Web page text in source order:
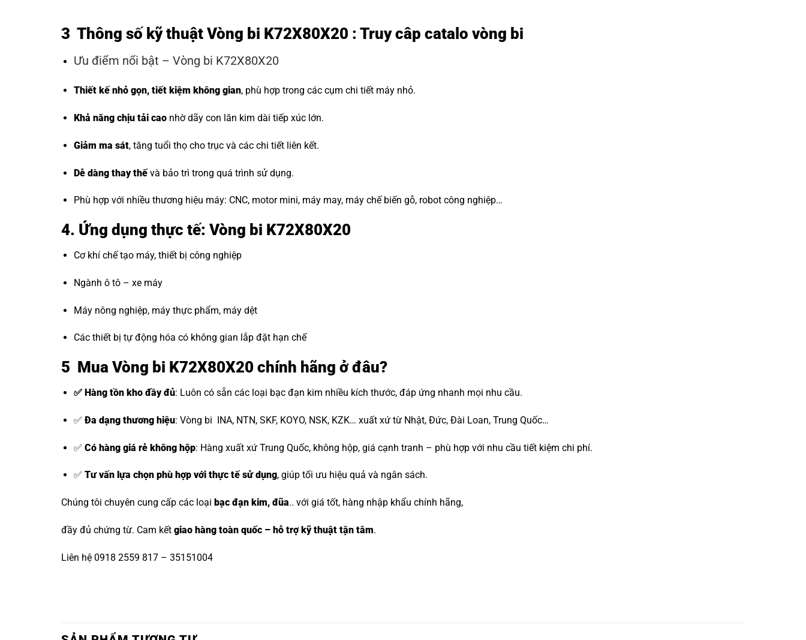
3 Thông số kỹ thuật Vòng bi K72X80X20 : Truy câp catalo vòng bi
Ưu điểm nổi bật – Vòng bi K72X80X20
Thiết kế nhỏ gọn, tiết kiệm không gian, phù hợp trong các cụm chi tiết máy nhỏ.
Khả năng chịu tải caonhờ dãy con lăn kim dài tiếp xúc lớn.
Giảm ma sát, tăng tuổi thọ cho trục và các chi tiết liên kết.
Dễ dàng thay thếvà bảo trì trong quá trình sử dụng.
Phù hợp với nhiều thương hiệu máy: CNC, motor mini, máy may, máy chế biến gỗ, robot công nghiệp…
4. Ứng dụng thực tế: Vòng bi K72X80X20
Cơ khí chế tạo máy, thiết bị công nghiệp
Ngành ô tô – xe máy
Máy nông nghiệp, máy thực phẩm, máy dệt
Các thiết bị tự động hóa có không gian lắp đặt hạn chế
5 Mua Vòng bi K72X80X20 chính hãng ở đâu?
✅ Hàng tồn kho đầy đủ: Luôn có sẵn các loại bạc đạn kim nhiều kích thước, đáp ứng nhanh mọi nhu cầu.
✅ Đa dạng thương hiệu: Vòng bi INA, NTN, SKF, KOYO, NSK, KZK… xuất xứ từ Nhật, Đức, Đài Loan, Trung Quốc…
✅ Có hàng giá rẻ không hộp: Hàng xuất xứ Trung Quốc, không hộp, giá cạnh tranh – phù hợp với nhu cầu tiết kiệm chi phí.
✅ Tư vấn lựa chọn phù hợp với thực tế sử dụng, giúp tối ưu hiệu quả và ngân sách.
Chúng tôi chuyên cung cấp các loại bạc đạn kim, đũa.. với giá tốt, hàng nhập khẩu chính hãng,
đầy đủ chứng từ. Cam kết giao hàng toàn quốc – hỗ trợ kỹ thuật tận tâm.
Liên hệ 0918 2559 817 – 35151004